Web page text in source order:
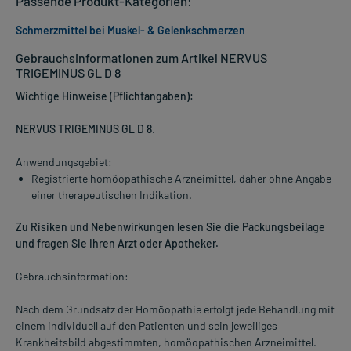
Gebrauchsinformationen zum Artikel NERVUS
TRIGEMINUS GL D 8
Wichtige Hinweise (Pflichtangaben):
NERVUS TRIGEMINUS GL D 8.
Anwendungsgebiet:
Registrierte homöopathische Arzneimittel, daher ohne Angabe
einer therapeutischen Indikation.
Zu Risiken und Nebenwirkungen lesen Sie die Packungsbeilage
und fragen Sie Ihren Arzt oder Apotheker.
Gebrauchsinformation:
Nach dem Grundsatz der Homöopathie erfolgt jede Behandlung mit
einem individuell auf den Patienten und sein jeweiliges
Krankheitsbild abgestimmten, homöopathischen Arzneimittel.
Schmerzmittel bei Muskel- & Gelenkschmerzen